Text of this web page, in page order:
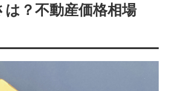
？不動産価格相場